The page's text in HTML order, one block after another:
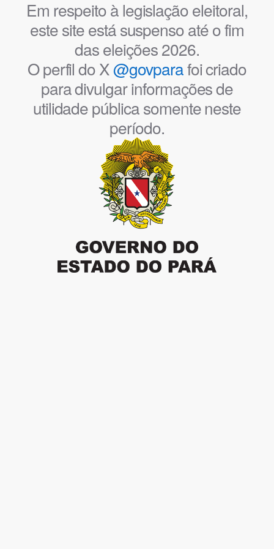
Em respeito à legislação eleitoral,
este site está suspenso até o fim
das eleições 2026.
O perfil do X@govparafoi criado
para divulgar informações de
utilidade pública somente neste
período.